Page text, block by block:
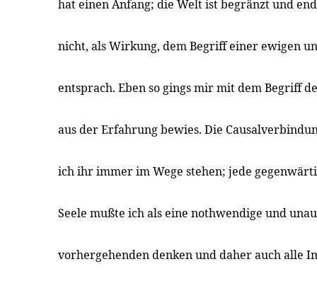
hat einen Anfang; die Welt ist begränzt und
nicht, als Wirkung, dem Begriff einer ewigen
entsprach. Eben so gings mir mit dem Begriff
aus der Erfahrung bewies. Die
ich ihr immer im Wege stehen; jede
Seele mußte ich als eine nothwendige und
vorhergehenden denken und daher auch alle